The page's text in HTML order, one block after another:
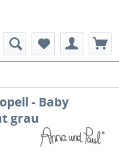
- Baby
grau